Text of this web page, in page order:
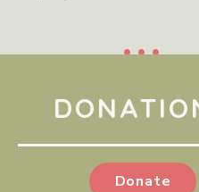
...
Donate